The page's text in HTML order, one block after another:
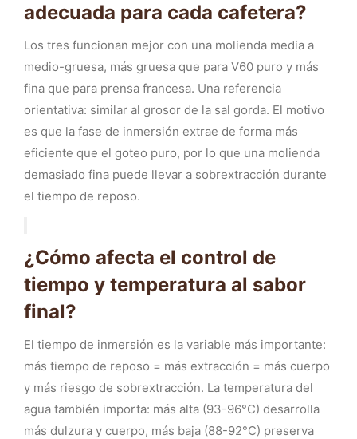
adecuada para cada cafetera?
Los tres funcionan mejor con una molienda media a
medio-gruesa, más gruesa que para V60 puro y más
fina que para prensa francesa. Una referencia
orientativa: similar al grosor de la sal gorda. El motivo
es que la fase de inmersión extrae de forma más
eficiente que el goteo puro, por lo que una molienda
demasiado fina puede llevar a sobrextracción durante
el tiempo de reposo.
¿Cómo afecta el control de
tiempo y temperatura al sabor
final?
El tiempo de inmersión es la variable más importante:
más tiempo de reposo = más extracción = más cuerpo
y más riesgo de sobrextracción. La temperatura del
agua también importa: más alta (93-96°C) desarrolla
más dulzura y cuerpo, más baja (88-92°C) preserva